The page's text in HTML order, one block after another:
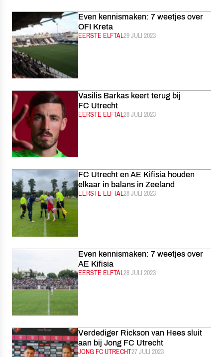
Even kennismaken: 7 weetjes over
OFI Kreta
CATEGORIE:
EERSTE ELFTALGEPUBLICEERD:
29 JULI 2023
Vasilis Barkas keert terug bij
FC Utrecht
CATEGORIE:
EERSTE ELFTALGEPUBLICEERD:
28 JULI 2023
FC Utrecht en AE Kifisia houden
elkaar in balans in Zeeland
CATEGORIE:
EERSTE ELFTALGEPUBLICEERD:
28 JULI 2023
Even kennismaken: 7 weetjes over
AE Kifisia
CATEGORIE:
EERSTE ELFTALGEPUBLICEERD:
28 JULI 2023
Verdediger Rickson van Hees sluit
aan bij Jong FC Utrecht
CATEGORIE:
JONG FC UTRECHTGEPUBLICEERD:
27 JULI 2023